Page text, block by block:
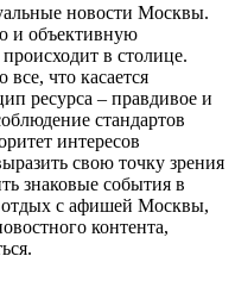
новости Москвы.
и объективную
в столице.
что касается
ресурса – правдивое и
стандартов
интересов
свою точку зрения
знаковые события в
отдых с афишей Москвы,
контента,